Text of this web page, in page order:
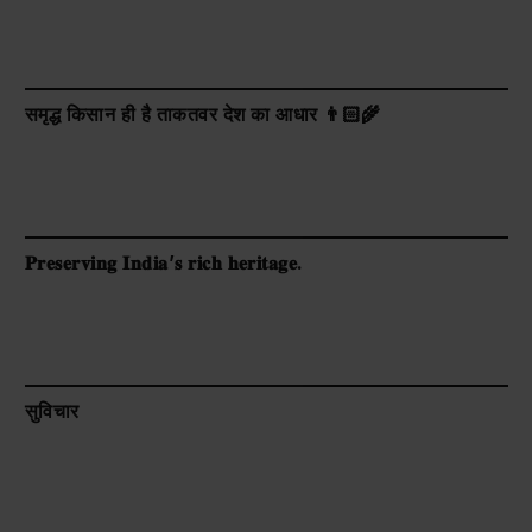
समृद्ध किसान ही है ताकतवर देश का आधार 👨🏻‍🌾
𝐏𝐫𝐞𝐬𝐞𝐫𝐯𝐢𝐧𝐠 𝐈𝐧𝐝𝐢𝐚’𝐬 𝐫𝐢𝐜𝐡 𝐡𝐞𝐫𝐢𝐭𝐚𝐠𝐞.
सुविचार